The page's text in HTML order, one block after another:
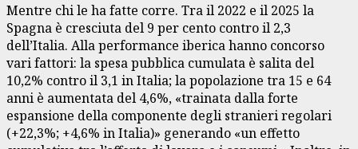
Mentre chi le ha fatte corre. Tra il 2022 e il 2025 la
Spagna è cresciuta del 9 per cento contro il 2,3
dell’Italia. Alla performance iberica hanno concorso
vari fattori: la spesa pubblica cumulata è salita del
10,2% contro il 3,1 in Italia; la popolazione tra 15 e 64
anni è aumentata del 4,6%, «trainata dalla forte
espansione della componente degli stranieri regolari
(+22,3%; +4,6% in Italia)» generando «un effetto